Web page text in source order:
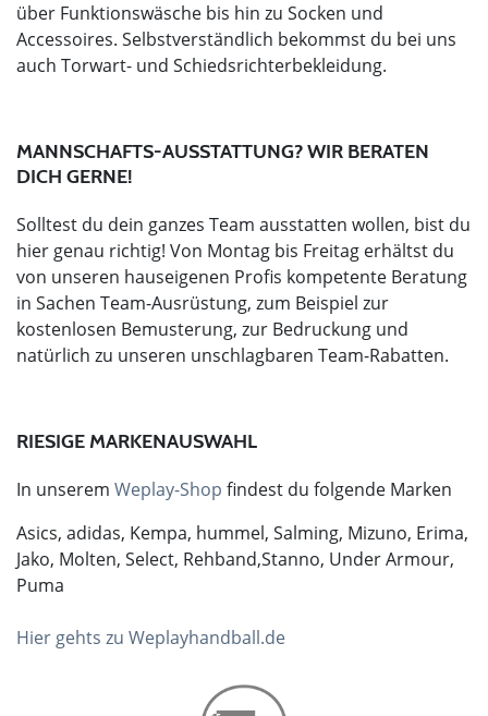
über Funktionswäsche bis hin zu Socken und
Accessoires. Selbstverständlich bekommst du bei uns
auch Torwart- und Schiedsrichterbekleidung.
MANNSCHAFTS-AUSSTATTUNG? WIR BERATEN
DICH GERNE!
Solltest du dein ganzes Team ausstatten wollen, bist du
hier genau richtig! Von Montag bis Freitag erhältst du
von unseren hauseigenen Profis kompetente Beratung
in Sachen Team-Ausrüstung, zum Beispiel zur
kostenlosen Bemusterung, zur Bedruckung und
natürlich zu unseren unschlagbaren Team-Rabatten.
RIESIGE MARKENAUSWAHL
In unserem Weplay-Shop findest du folgende Marken
Asics, adidas, Kempa, hummel, Salming, Mizuno, Erima,
Jako, Molten, Select, Rehband,Stanno, Under Armour,
Puma
Hier gehts zu Weplayhandball.de